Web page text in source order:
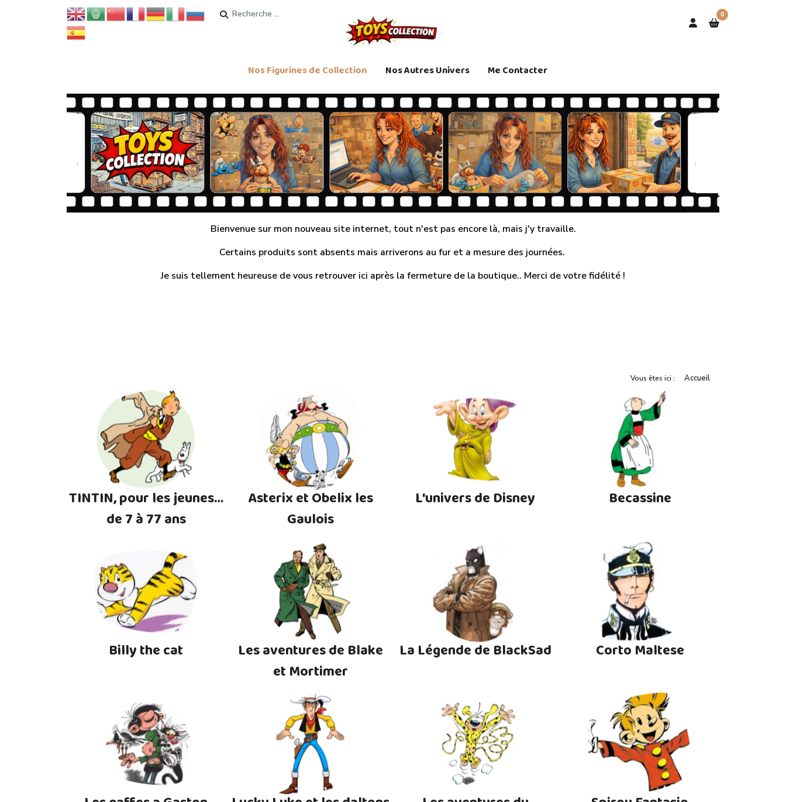
Rechercher 0
Nos Figurines de Collection Nos Autres Univers Me Contacter
Bienvenue sur mon nouveau site internet, tout n'est pas encore là, mais j'y travaille.
Certains produits sont absents mais arriverons au fur et a mesure des journées.
Je suis tellement heureuse de vous retrouver ici après la fermeture de la boutique.. Merci de votre fidélité !
Vous êtes ici : Accueil
TINTIN, pour les jeunes…
de 7 à 77 ans
Asterix et Obelix les
Gaulois
L'univers de Disney Becassine
Billy the cat
Les aventures de Blake
et Mortimer
La Légende de BlackSad Corto Maltese